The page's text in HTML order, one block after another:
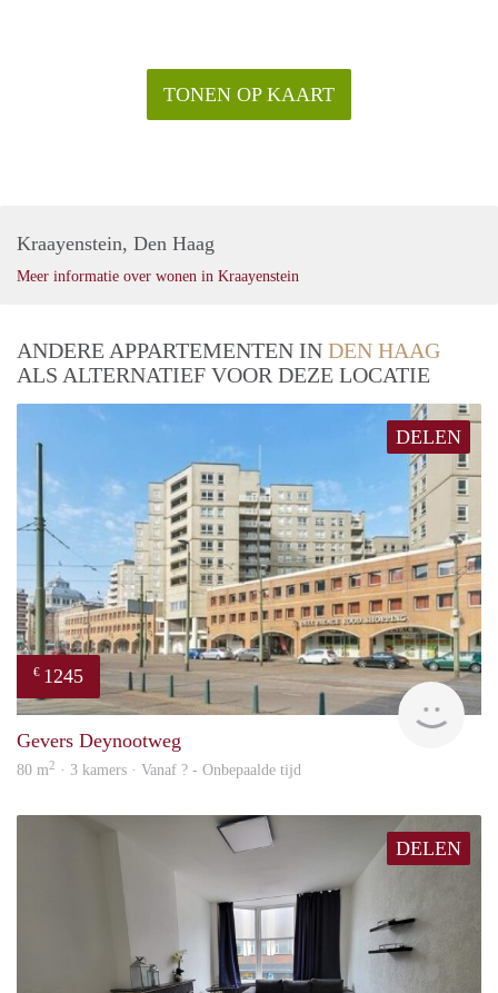
TONEN OP KAART
Kraayenstein, Den Haag
Meer informatie over wonen in Kraayenstein
ANDERE APPARTEMENTEN IN DEN HAAG
ALS ALTERNATIEF VOOR DEZE LOCATIE
DELEN
€ 1245
Gevers Deynootweg
80 m2 · 3 kamers · Vanaf ? - Onbepaalde tijd
DELEN